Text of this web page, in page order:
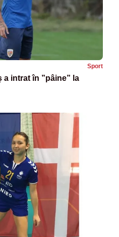
Sport
a intrat în ”pâine” la